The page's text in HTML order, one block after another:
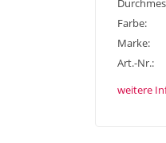
Farbe:
Marke:
Art.-Nr.:
weitere